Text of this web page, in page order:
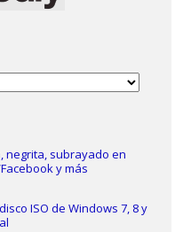
negrita, subrayado en
y más
ISO de Windows 7, 8 y